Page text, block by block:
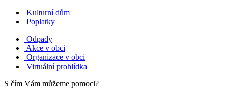
Kulturní dům
Poplatky
Odpady
Akce v obci
Organizace v obci
Virtuální prohlídka
S čím Vám můžeme pomoci?